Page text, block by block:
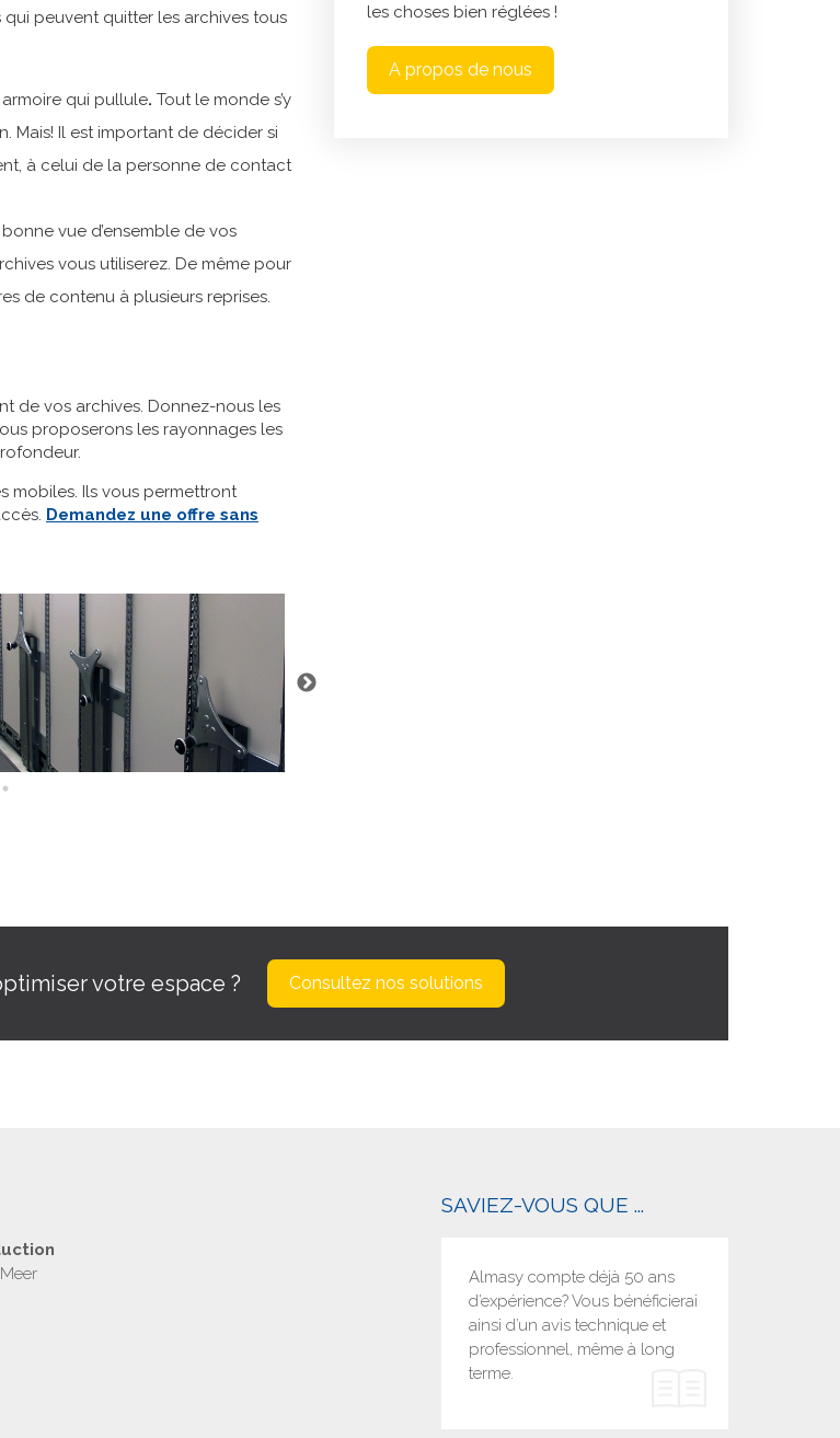
peuvent quitter les archives tous
qui pullule. Tout le monde s’y
Mais! Il est important de décider si
à celui de la personne de contact
vue d’ensemble de vos
vous utiliserez. De même pour
de contenu à plusieurs reprises.
de vos archives. Donnez-nous les
proposerons les rayonnages les
mobiles. Ils vous permettront
Demandez une offre sans
les choses bien réglées !
A propos de nous
votre espace ? Consultez nos solutions
SAVIEZ-VOUS QUE ...
Almasy compte déjà 50 ans
d’expérience? Vous bénéficierai
ainsi d’un avis technique et
professionnel, même à long
terme.